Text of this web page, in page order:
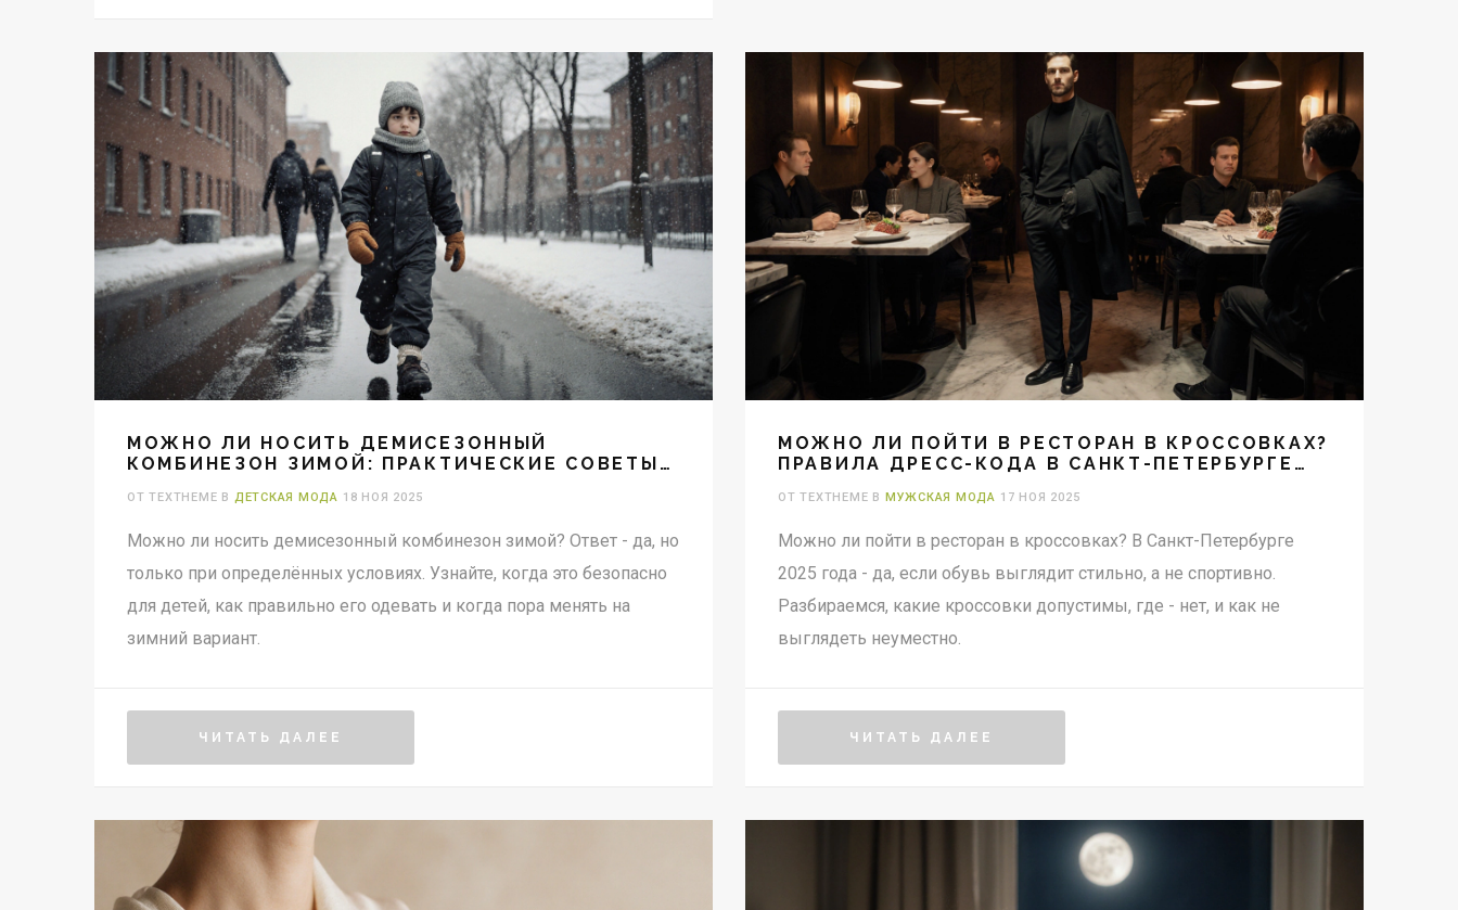
МОЖНО ЛИ НОСИТЬ ДЕМИСЕЗОННЫЙ
КОМБИНЕЗОН ЗИМОЙ: ПРАКТИЧЕСКИЕ СОВЕТЫ
ОТ TEXTHEME В ДЕТСКАЯ МОДА 18 НОЯ 2025
Можно ли носить демисезонный комбинезон зимой? Ответ - да, но
только при определённых условиях. Узнайте, когда это безопасно
для детей, как правильно его одевать и когда пора менять на
зимний вариант.
ЧИТАТЬ ДАЛЕЕ
МОЖНО ЛИ ПОЙТИ В РЕСТОРАН В КРОССОВКАХ?
ПРАВИЛА ДРЕСС-КОДА В САНКТ-ПЕТЕРБУРГЕ
ОТ TEXTHEME В МУЖСКАЯ МОДА 17 НОЯ 2025
Можно ли пойти в ресторан в кроссовках? В Санкт-Петербурге
2025 года - да, если обувь выглядит стильно, а не спортивно.
Разбираемся, какие кроссовки допустимы, где - нет, и как не
выглядеть неуместно.
ЧИТАТЬ ДАЛЕЕ